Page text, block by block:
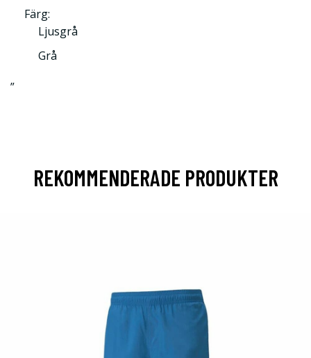
Färg:
Ljusgrå
Grå
”
REKOMMENDERADE PRODUKTER